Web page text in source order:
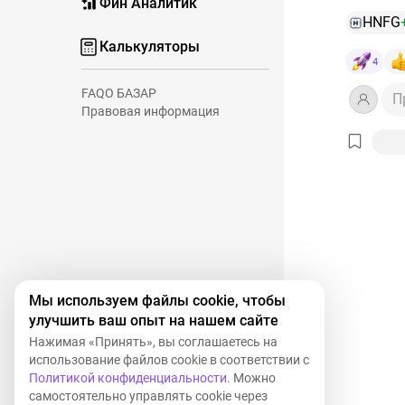
Калькуляторы
FAQО БАЗАР
Правовая информация
Итак 👇
❓
HNFG
4
Мы используем файлы cookie, чтобы
улучшить ваш опыт на нашем сайте
Нажимая «Принять», вы соглашаетесь на
использование файлов cookie в соответствии с
Политикой конфиденциальности. Можно
самостоятельно управлять cookie через